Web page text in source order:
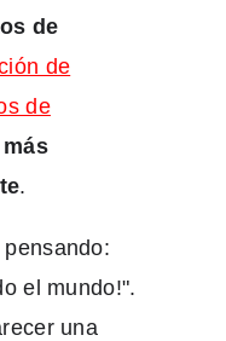
de
de
de
.
el mundo!".
una